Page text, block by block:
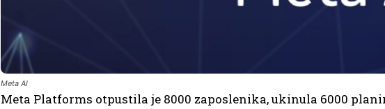
Meta AI
Meta Platforms otpustila je 8000 zaposlenika, ukinula 6000